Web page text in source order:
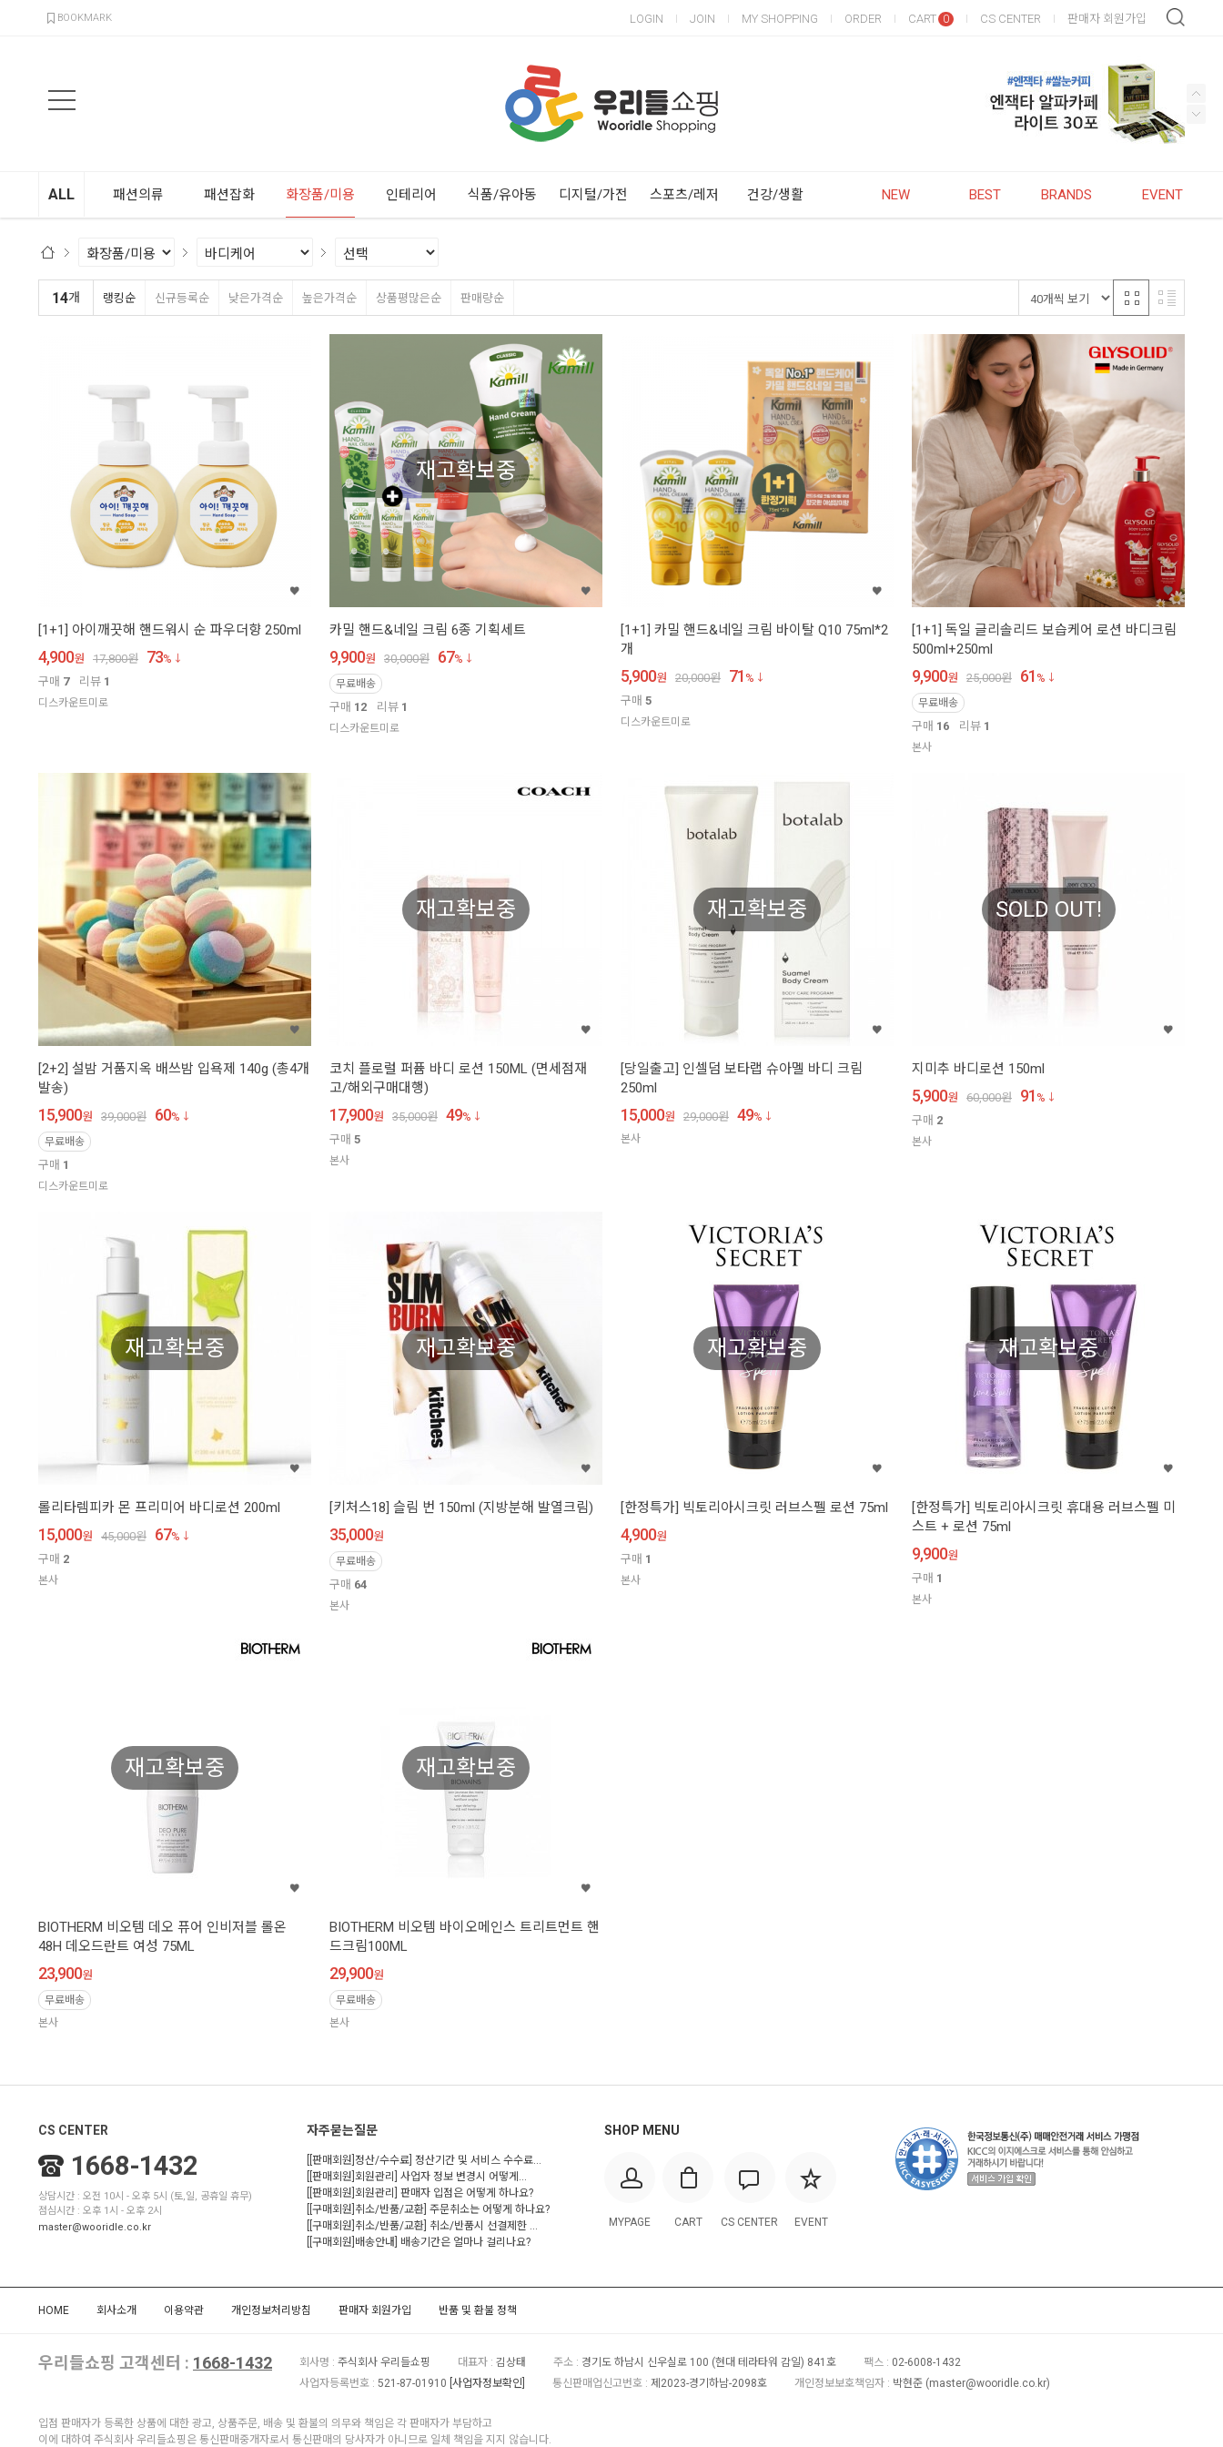
BOOKMARK LOGIN JOIN MY SHOPPING ORDER CART 0 CS CENTER 판매자 회원가입
ALL 패션의류 패션잡화 화장품/미용 인테리어 식품/유아동 디지털/가전 스포츠/레저 건강/생활 NEW BEST BRANDS EVENT
14개 랭킹순 신규등록순 낮은가격순 높은가격순 상품평많은순 판매량순
[1+1] 아이깨끗해 핸드워시 순 파우더향 250ml
4,900원 17,800원 73%
구매 7 리뷰 1
디스카운트미로
재고확보중
카밀 핸드&네일 크림 6종 기획세트
9,900원 30,000원 67%
무료배송
구매 12 리뷰 1
디스카운트미로
[1+1] 카밀 핸드&네일 크림 바이탈 Q10 75ml*2
개
5,900원 20,000원 71 %
구매 5
디스카운트미로
[1+1] 독일 글리솔리드 보습케어 로션 바디크림
500ml+250ml
9,900원 25,000원 61 %
무료배송
구매 16 리뷰 1
본사
[2+2] 설밤 거품지옥 배쓰밤 입욕제 140g (총4개
발송)
15,900원 39,000원 60%
무료배송
구매 1
디스카운트미로
재고확보중
코치 플로럴 퍼퓸 바디 로션 150ML (면세점재
고/해외구매대행)
17,900원 35,000원 49%
구매 5
본사
재고확보중
[당일출고] 인셀덤 보타랩 슈아멜 바디 크림
250ml
15,000원 29,000원 49%
본사
SOLD OUT!
지미추 바디로션 150ml
5,900원 60,000원 91 %
구매 2
본사
재고확보중
롤리타렘피카 몬 프리미어 바디로션 200ml
15,000원 45,000원 67%
구매 2
본사
재고확보중
[키처스18] 슬림 번 150ml (지방분해 발열크림)
35,000원
무료배송
구매 64
본사
재고확보중
[한정특가] 빅토리아시크릿 러브스펠 로션 75ml
4,900원
구매 1
본사
재고확보중
[한정특가] 빅토리아시크릿 휴대용 러브스펠 미
스트 + 로션 75ml
9,900원
구매 1
본사
재고확보중
BIOTHERM 비오템 데오 퓨어 인비저블 롤온
48H 데오드란트 여성 75ML
23,900원
무료배송
본사
재고확보중
BIOTHERM 비오템 바이오메인스 트리트먼트 핸
드크림100ML
29,900원
무료배송
본사
CS CENTER
1668-1432
상담시간 : 오전 10시 - 오후 5시 (토,일, 공휴일 휴무)
점심시간 : 오후 1시 - 오후 2시
master@wooridle.co.kr
자주묻는질문
[[판매회원]정산/수수료] 정산기간 및 서비스 수수료...
[[판매회원]회원관리] 사업자 정보 변경시 어떻게...
[[판매회원]회원관리] 판매자 입점은 어떻게 하나요?
[[구매회원]취소/반품/교환] 주문취소는 어떻게 하나요?
[[구매회원]취소/반품/교환] 취소/반품시 선결제한 ...
[[구매회원]배송안내] 배송기간은 얼마나 걸리나요?
SHOP MENU
MYPAGE CART CS CENTER EVENT
HOME 회사소개 이용약관 개인정보처리방침 판매자 회원가입 반품 및 환불 정책
우리들쇼핑 고객센터 : 1668-1432 회사명 : 주식회사 우리들쇼핑 대표자 : 김상태 주소 : 경기도 하남시 신우실로 100 (현대 테라타워 감일) 841호 팩스 : 02-6008-1432
사업자등록번호 : 521-87-01910 [사업자정보확인] 통신판매업신고번호 : 제2023-경기하남-2098호 개인정보보호책임자 : 박현준 (master@wooridle.co.kr)
입점 판매자가 등록한 상품에 대한 광고, 상품주문, 배송 및 환불의 의무와 책임은 각 판매자가 부담하고
이에 대하여 주식회사 우리들쇼핑은 통신판매중개자로서 통신판매의 당사자가 아니므로 일체 책임을 지지 않습니다.